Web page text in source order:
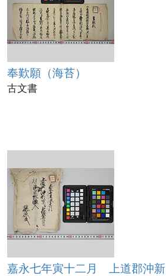
奉歎願（海苔）
古文書
嘉永七年寅十二月 上道郡沖新